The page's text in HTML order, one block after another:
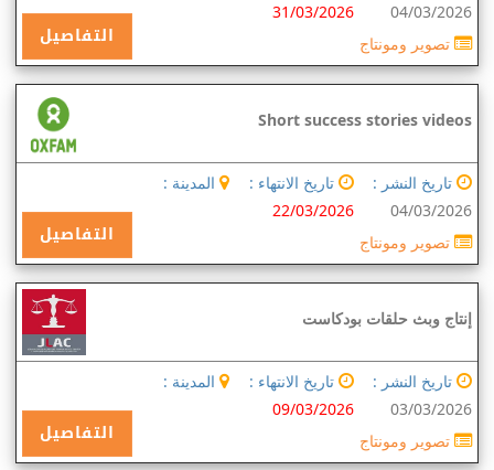
04/03/2026
31/03/2026
التفاصيل تصوير ومونتاج
Short success stories videos
تاريخ النشر :
04/03/2026
تاريخ الانتهاء :
22/03/2026
المدينة :
التفاصيل تصوير ومونتاج
إنتاج وبث حلقات بودكاست
تاريخ النشر :
03/03/2026
تاريخ الانتهاء :
09/03/2026
المدينة :
التفاصيل تصوير ومونتاج